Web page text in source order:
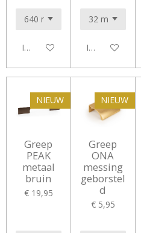
In winkelwagen In winkelwagen
NIEUW
Greep
PEAK
metaal
bruin
€ 19,95
NIEUW
Greep
ONA
messing
geborstel
d
€ 5,95